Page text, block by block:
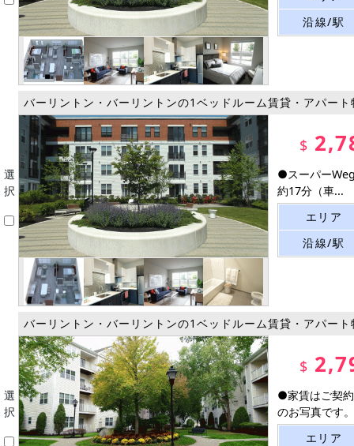
沿線/駅
選
択
バーリントン・バーリントンの1ベッドルーム賃貸・アパート
$
●スーパー
約17分（車...
エリア
沿線/駅
選
択
バーリントン・バーリントンの1ベッドルーム賃貸・アパート
$
●家賃はご契
のお写真です
エリア